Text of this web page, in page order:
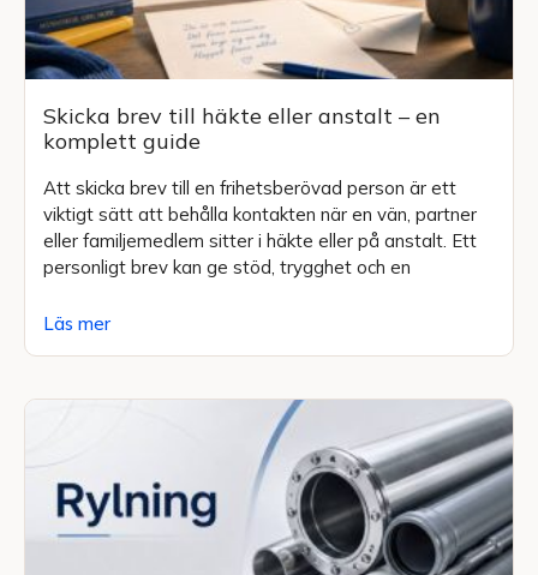
Skicka brev till häkte eller anstalt – en
komplett guide
Att skicka brev till en frihetsberövad person är ett
viktigt sätt att behålla kontakten när en vän, partner
eller familjemedlem sitter i häkte eller på anstalt. Ett
personligt brev kan ge stöd, trygghet och en
Läs mer